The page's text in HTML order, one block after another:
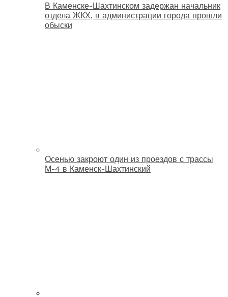
В Каменске-Шахтинском задержан начальник
отдела ЖКХ, в администрации города прошли
обыски
Осенью закроют один из проездов с трассы
М-4 в Каменск-Шахтинский